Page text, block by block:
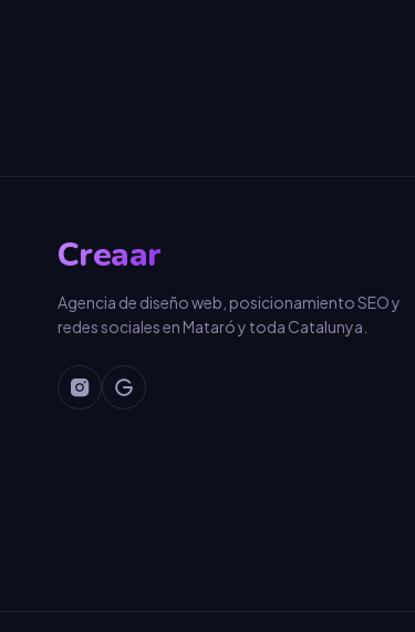
Creaar
Agencia de diseño web, posicionamiento SEO y
redes sociales en Mataró y toda Catalunya.